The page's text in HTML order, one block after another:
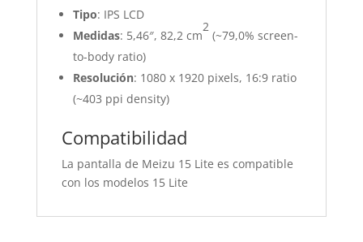
Tipo: IPS LCD
Medidas: 5,46″, 82,2 cm
2
(~79,0% screen-
to-body ratio)
Resolución: 1080 x 1920 pixels, 16:9 ratio
(~403 ppi density)
Compatibilidad
La pantalla de Meizu 15 Lite es compatible
con los modelos 15 Lite